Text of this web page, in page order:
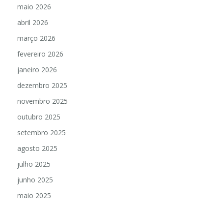
maio 2026
abril 2026
março 2026
fevereiro 2026
janeiro 2026
dezembro 2025
novembro 2025
outubro 2025
setembro 2025
agosto 2025
julho 2025
junho 2025
maio 2025